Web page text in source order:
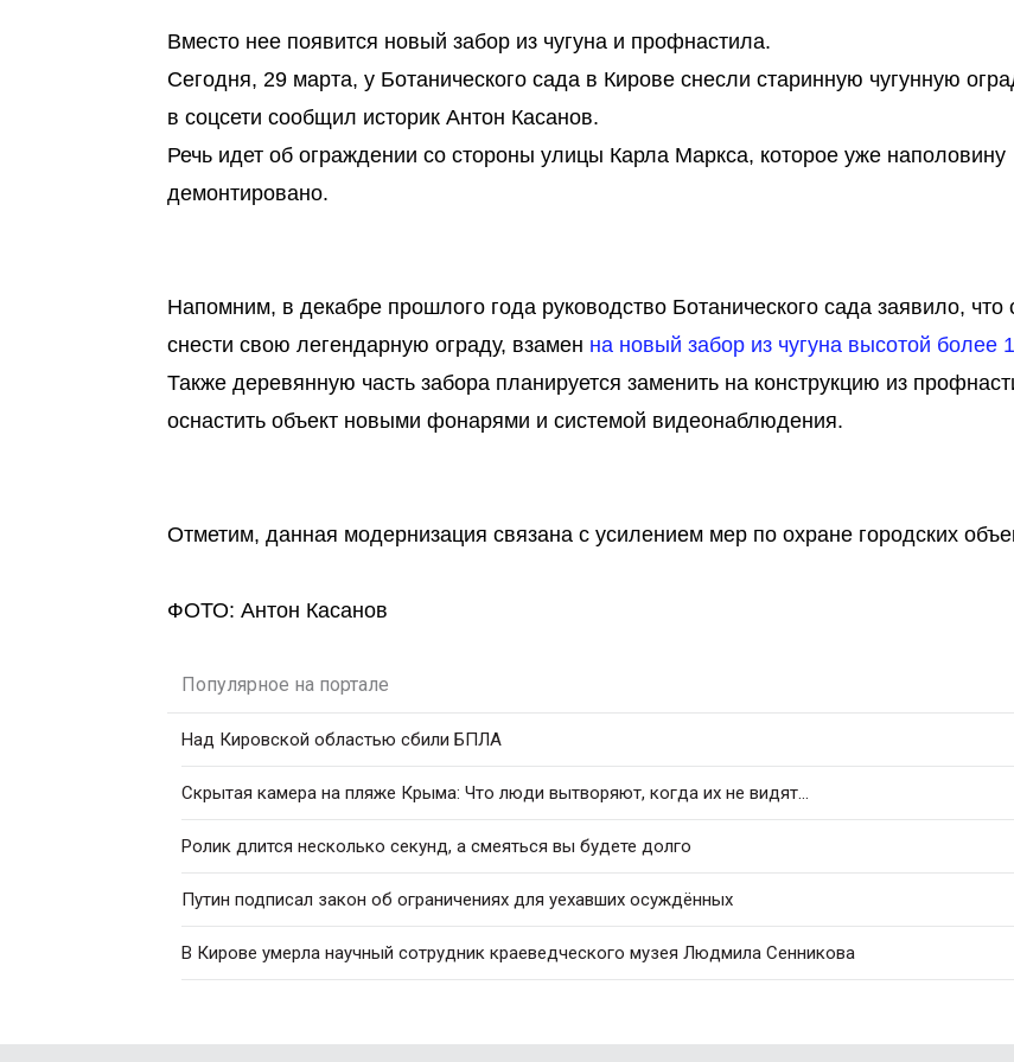
Вместо нее появится новый забор из чугуна и профнастила.
Сегодня, 29 марта, у Ботанического сада в Кирове снесли старинную чугунную
в соцсети сообщил историк Антон Касанов.
Речь идет об ограждении со стороны улицы Карла Маркса, которое уже наполовину
демонтировано.
Напомним, в декабре прошлого года руководство Ботанического сада заявило, что
снести свою легендарную ограду, взамен на новый забор из чугуна высотой более
Также деревянную часть забора планируется заменить на конструкцию из
оснастить объект новыми фонарями и системой видеонаблюдения.
Отметим, данная модернизация связана с усилением мер по охране городских
ФОТО: Антон Касанов
Популярное на портале
Над Кировской областью сбили БПЛА
Скрытая камера на пляже Крыма: Что люди вытворяют, когда их не видят...
Ролик длится несколько секунд, а смеяться вы будете долго
Путин подписал закон об ограничениях для уехавших осуждённых
В Кирове умерла научный сотрудник краеведческого музея Людмила Сенникова